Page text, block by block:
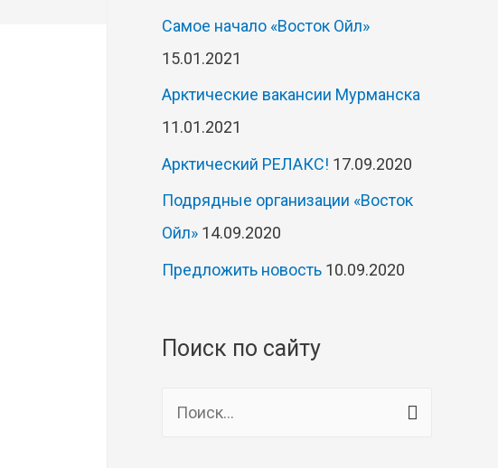
Самое начало «Восток Ойл»
15.01.2021
Арктические вакансии Мурманска
11.01.2021
Арктический РЕЛАКС! 17.09.2020
Подрядные организации «Восток
Ойл» 14.09.2020
Предложить новость 10.09.2020
Поиск по сайту